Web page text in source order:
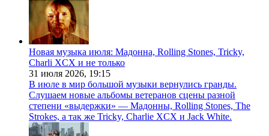
Новая музыка июля: Мадонна, Rolling Stones, Tricky,
Charli XCX и не только
31 июля 2026, 19:15
В июле в мир большой музыки вернулись гранды.
Слушаем новые альбомы ветеранов сцены разной
степени «выдержки» — Мадонны, Rolling Stones, The
Strokes, а так же Tricky, Charlie XCX и Jack White.